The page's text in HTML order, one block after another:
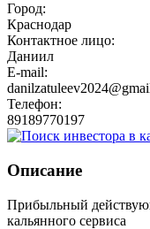
Город:
Краснодар
Контактное лицо:
Даниил
E-mail:
Телефон:
89189770197
Описание
Прибыльный
кальянного сервиса